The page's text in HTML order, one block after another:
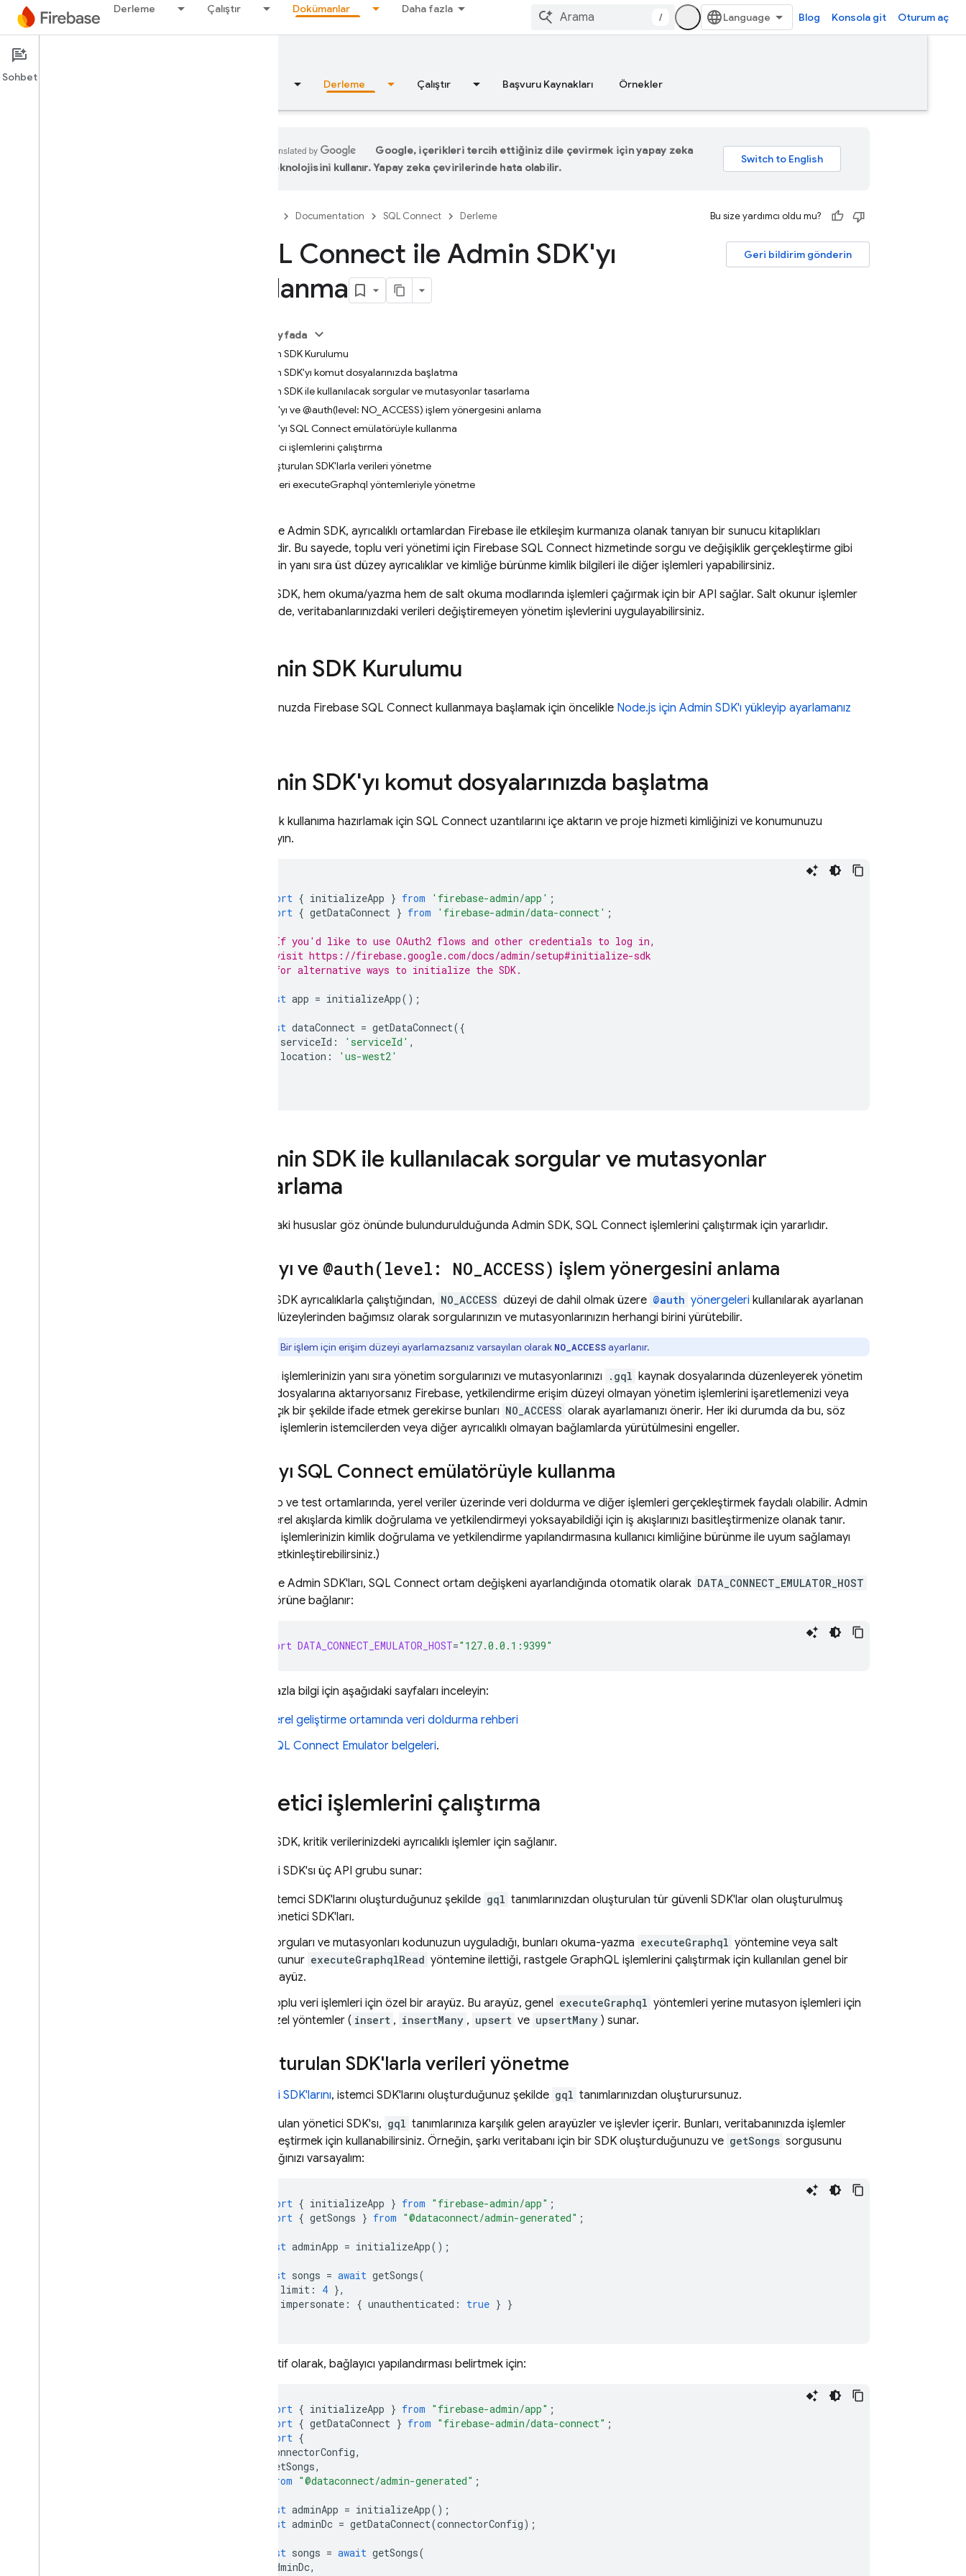
Derleme Çalıştır Dokümanlar Daha fazla
/ Blog Konsola git Oturum aç
Documentation
Genel bakış Derleme Çalıştır Başvuru Kaynakları Örnekler
Google, içerikleri tercih ettiğiniz dile çevirmek için yapay zeka
teknolojisini kullanır. Yapay zeka çevirilerinde hata olabilir.
Documentation SQL Connect Derleme Bu size yardımcı oldu mu?
Geri bildirim gönderin
SQL Connect ile Admin SDK'yı
kullanma
Bu sayfada
Admin SDK Kurulumu
Admin SDK'yı komut dosyalarınızda başlatma
Admin SDK ile kullanılacak sorgular ve mutasyonlar tasarlama
SDK'yı ve @auth(level: NO_ACCESS) işlem yönergesini anlama
SDK'yı SQL Connect emülatörüyle kullanma
Yönetici işlemlerini çalıştırma
Oluşturulan SDK'larla verileri yönetme
Verileri executeGraphql yöntemleriyle yönetme
Firebase Admin SDK, ayrıcalıklı ortamlardan Firebase ile etkileşim kurmanıza olanak tanıyan bir sunucu kitaplıkları
kümesidir. Bu sayede, toplu veri yönetimi için Firebase SQL Connect hizmetinde sorgu ve değişiklik gerçekleştirme gibi
işlemlerin yanı sıra üst düzey ayrıcalıklar ve kimliğe bürünme kimlik bilgileri ile diğer işlemleri yapabilirsiniz.
Admin SDK, hem okuma/yazma hem de salt okuma modlarında işlemleri çağırmak için bir API sağlar. Salt okunur işlemler
sayesinde, veritabanlarınızdaki verileri değiştiremeyen yönetim işlevlerini uygulayabilirsiniz.
Admin SDK Kurulumu
Sunucunuzda Firebase SQL Connect kullanmaya başlamak için öncelikle Node.js için Admin SDK'ı yükleyip ayarlamanız
Admin SDK'yı komut dosyalarınızda başlatma
SDK'yı ilk kullanıma hazırlamak için SQL Connect uzantılarını içe aktarın ve proje hizmeti kimliğinizi ve konumunuzu
tanımlayın.
import { initializeApp } from 'firebase-admin/app' ;
import { getDataConnect } from 'firebase-admin/data-connect' ;
// If you'd like to use OAuth2 flows and other credentials to log in,
// visit https://firebase.google.com/docs/admin/setup#initialize-sdk
// for alternative ways to initialize the SDK.
const app = initializeApp();
const dataConnect = getDataConnect({
serviceId : 'serviceId' ,
location :
'us-west2'
Admin SDK ile kullanılacak sorgular ve mutasyonlar
tasarlama
Aşağıdaki hususlar göz önünde bulundurulduğunda Admin SDK, SQL Connect işlemlerini çalıştırmak için yararlıdır.
SDK'yı ve @auth(level: NO ACCESS) işlem yönergesini anlama
Admin SDK ayrıcalıklarla çalıştığından, NO_ACCESS düzeyi de dahil olmak üzere @auth yönergeleri kullanılarak ayarlanan
erişim düzeylerinden bağımsız olarak sorgularınızın ve mutasyonlarınızın herhangi birini yürütebilir.
Bir işlem için erişim düzeyi ayarlamazsanız varsayılan olarak NO_ACCESSayarlanır.
Müşteri işlemlerinizin yanı sıra yönetim sorgularınızı ve mutasyonlarınızı .gql kaynak dosyalarında düzenleyerek yönetim
komut dosyalarına aktarıyorsanız Firebase, yetkilendirme erişim düzeyi olmayan yönetim işlemlerini işaretlemenizi veya
daha açık bir şekilde ifade etmek gerekirse bunları NO_ACCESS olarak ayarlamanızı önerir. Her iki durumda da bu, söz
konusu işlemlerin istemcilerden veya diğer ayrıcalıklı olmayan bağlamlarda yürütülmesini engeller.
SDK'yı SQL Connect emülatörüyle kullanma
Prototip ve test ortamlarında, yerel veriler üzerinde veri doldurma ve diğer işlemleri gerçekleştirmek faydalı olabilir. Admin
, yerel akışlarda kimlik doğrulama ve yetkilendirmeyi yoksayabildiği için iş akışlarınızı basitleştirmenize olanak tanır.
(Ayrıca, işlemlerinizin kimlik doğrulama ve yetkilendirme yapılandırmasına kullanıcı kimliğine bürünme ile uyum sağlamayı
açıkça etkinleştirebilirsiniz.)
Firebase Admin SDK'ları, SQL Connect ortam değişkeni ayarlandığında otomatik olarak DATA_CONNECT_EMULATOR_HOST
emülatörüne bağlanır:
export DATA_CONNECT_EMULATOR_HOST="127.0.0.1:9399"
Daha fazla bilgi için aşağıdaki sayfaları inceleyin:
Yerel geliştirme ortamında veri doldurma rehberi
SQL Connect Emulator belgeleri.
Yönetici işlemlerini çalıştırma
Admin SDK, kritik verilerinizdeki ayrıcalıklı işlemler için sağlanır.
Yönetici SDK'sı üç API grubu sunar:
İstemci SDK'larını oluşturduğunuz şekilde gql tanımlarınızdan oluşturulan tür güvenli SDK'lar olan oluşturulmuş
yönetici SDK'ları.
Sorguları ve mutasyonları kodunuzun uyguladığı, bunları okuma-yazma executeGraphql yöntemine veya salt
okunur executeGraphqlRead yöntemine ilettiği, rastgele GraphQL işlemlerini çalıştırmak için kullanılan genel bir
arayüz.
Toplu veri işlemleri için özel bir arayüz. Bu arayüz, genel executeGraphql yöntemleri yerine mutasyon işlemleri için
özel yöntemler ( insert , insertMany , upsert ve upsertMany ) sunar.
Oluşturulan SDK'larla verileri yönetme
Yönetici SDK'larını, istemci SDK'larını oluşturduğunuz şekilde gql tanımlarınızdan oluşturursunuz.
Oluşturulan yönetici SDK'sı, gql tanımlarınıza karşılık gelen arayüzler ve işlevler içerir. Bunları, veritabanınızda işlemler
gerçekleştirmek için kullanabilirsiniz. Örneğin, şarkı veritabanı için bir SDK oluşturduğunuzu ve getSongs sorgusunu
kullandığınızı varsayalım:
import { initializeApp } from "firebase-admin/app" ;
import { getSongs } from "@dataconnect/admin-generated" ;
const adminApp = initializeApp();
const songs = await getSongs(
limit : 4 },
impersonate : { unauthenticated : true } }
Alternatif olarak, bağlayıcı yapılandırması belirtmek için:
import { initializeApp } from "firebase-admin/app" ;
import { getDataConnect } from "firebase-admin/data-connect" ;
import {
connectorConfig,
getSongs,
from "@dataconnect/admin-generated" ;
const adminApp = initializeApp();
const adminDc = getDataConnect(connectorConfig);
const songs = await getSongs(
adminDc,
Sohbet